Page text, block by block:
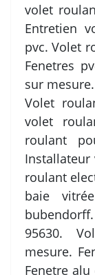
volet
Entretien
pvc. Volet
Fenetres
sur
Volet
volet
roulant
Installateur
roulant
baie
95630.
mesure.
Fenetre